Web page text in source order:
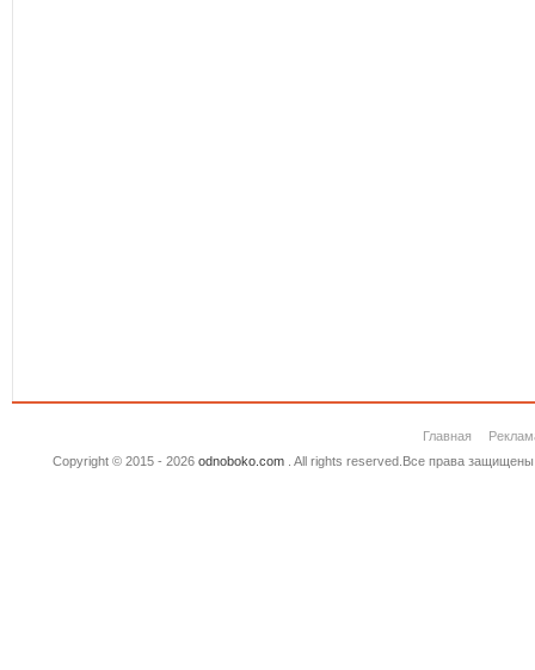
Главная
Copyright © 2015 - 2026 odnoboko.com. All rights reserved.Все права защищены.